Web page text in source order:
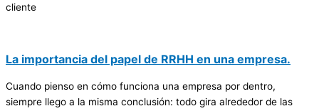
cliente
La importancia del papel de RRHH en una empresa.
Cuando pienso en cómo funciona una empresa por dentro,
siempre llego a la misma conclusión: todo gira alrededor de las